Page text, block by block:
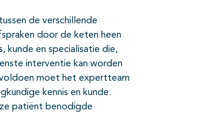
de verschillende
door de keten heen
kunde en specialisatie die,
interventie kan worden
moet het expertteam
kennis en kunde.
patiënt benodigde